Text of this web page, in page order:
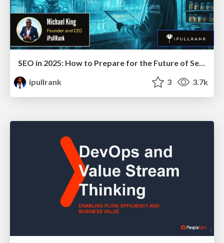
SEO in 2025: How to Prepare for the Future of Search
ipullrank
3 3.7k